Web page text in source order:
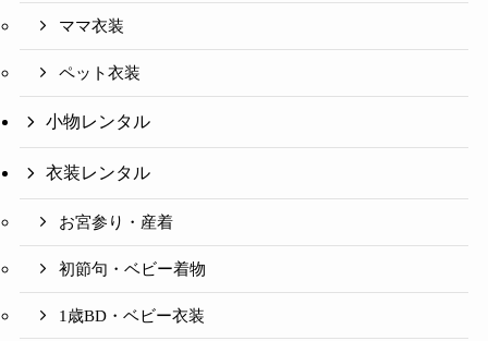
ママ衣装
ペット衣装
小物レンタル
衣装レンタル
お宮参り・産着
初節句・ベビー着物
1歳BD・ベビー衣装